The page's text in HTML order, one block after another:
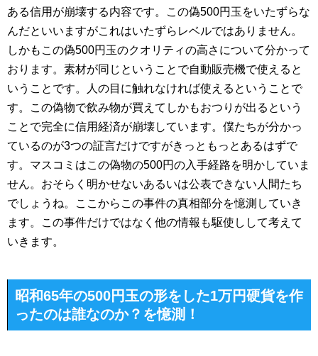
ある信用が崩壊する内容です。この偽500円玉をいたずらな
んだといいますがこれはいたずらレベルではありません。
しかもこの偽500円玉のクオリティの高さについて分かって
おります。素材が同じということで自動販売機で使えると
いうことです。人の目に触れなければ使えるということで
す。この偽物で飲み物が買えてしかもおつりが出るという
ことで完全に信用経済が崩壊しています。僕たちが分かっ
ているのが3つの証言だけですがきっともっとあるはずで
す。マスコミはこの偽物の500円の入手経路を明かしていま
せん。おそらく明かせないあるいは公表できない人間たち
でしょうね。ここからこの事件の真相部分を憶測していき
ます。この事件だけではなく他の情報も駆使しして考えて
いきます。
昭和65年の500円玉の形をした1万円硬貨を作
ったのは誰なのか？を憶測！